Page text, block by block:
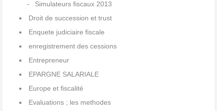
Simulateurs fiscaux 2013
Droit de succession et trust
Enquete judiciaire fiscale
enregistrement des cessions
Entrepreneur
EPARGNE SALARIALE
Europe et fiscalité
Evaluations ; les methodes